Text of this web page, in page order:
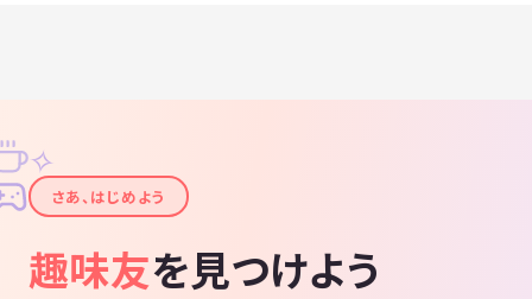
✦
✧
さあ、はじめよう
趣味友を見つけよう